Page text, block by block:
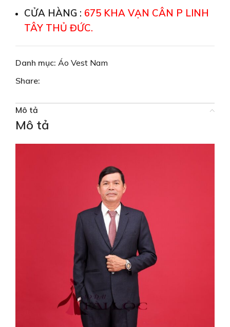
CỬA HÀNG : 675 KHA VẠN CÂN P LINH
TÂY THỦ ĐỨC.
Danh mục: Áo Vest Nam
Share:
Mô tả
Mô tả